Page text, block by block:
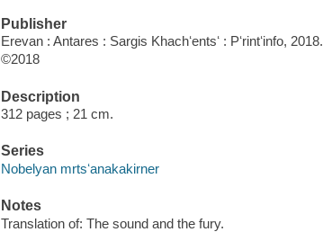
Publisher
Erevan : Antares : Sargis Khachʻentsʻ : Pʻrintʻinfo, 2018.
©2018
Description
312 pages ; 21 cm.
Series
Nobelyan mrtsʻanakakirner
Notes
Translation of: The sound and the fury.